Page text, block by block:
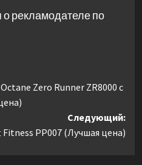
рекламодателе по
Zero Runner ZR8000 с
Следующий:
PP007 (Лучшая цена)